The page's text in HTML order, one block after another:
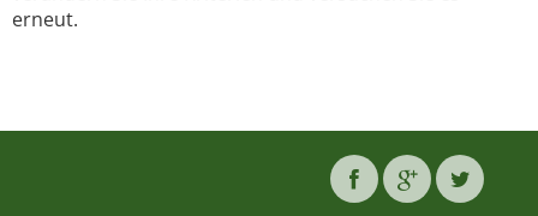
erneut.